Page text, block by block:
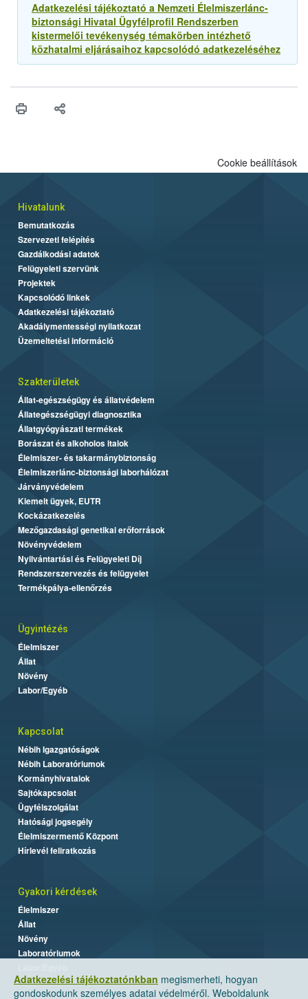
Adatkezelési tájékoztató a Nemzeti Élelmiszerlánc-
biztonsági Hivatal Ügyfélprofil Rendszerben
kistermelői tevékenység témakörben intézhető
közhatalmi eljárásaihoz kapcsolódó adatkezeléséhez
Adatkezelési tájékoztatónkban megismerheti, hogyan
gondoskodunk személyes adatai védelméről. Weboldalunk
Cookie beállítások
Hivatalunk
Bemutatkozás
Szervezeti felépítés
Gazdálkodási adatok
Felügyeleti szervünk
Projektek
Kapcsolódó linkek
Adatkezelési tájékoztató
Akadálymentességi nyilatkozat
Üzemeltetési információ
Szakterületek
Állat-egészségügy és állatvédelem
Állategészségügyi diagnosztika
Állatgyógyászati termékek
Borászat és alkoholos italok
Élelmiszer- és takarmánybiztonság
Élelmiszerlánc-biztonsági laborhálózat
Járványvédelem
Kiemelt ügyek, EUTR
Kockázatkezelés
Mezőgazdasági genetikai erőforrások
Növényvédelem
Nyilvántartási és Felügyeleti Díj
Rendszerszervezés és felügyelet
Termékpálya-ellenőrzés
Ügyintézés
Élelmiszer
Állat
Növény
Labor/Egyéb
Kapcsolat
Nébih Igazgatóságok
Nébih Laboratóriumok
Kormányhivatalok
Sajtókapcsolat
Ügyfélszolgálat
Hatósági jogsegély
Élelmiszermentő Központ
Hírlevél feliratkozás
Gyakori kérdések
Élelmiszer
Állat
Növény
Laboratóriumok